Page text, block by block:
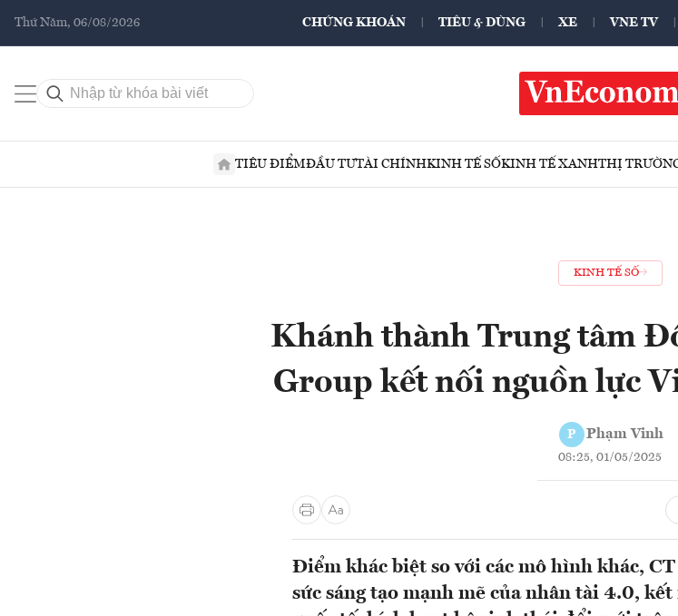
Thứ Năm, 06/08/2026 CHỨNG KHOÁN TIÊU & DÙNG XE VNE TV
TIÊU ĐIỂMĐẦU TƯTÀI CHÍNHKINH TẾ SỐKINH TẾ XANHTHỊ
KINH TẾ SỐ
Khánh thành Trung tâm
Group kết nối nguồn lực
P Phạm Vinh
08:25, 01/05/2025
Điểm khác biệt so với các mô hình khác,
sức sáng tạo mạnh mẽ của nhân tài 4.0,